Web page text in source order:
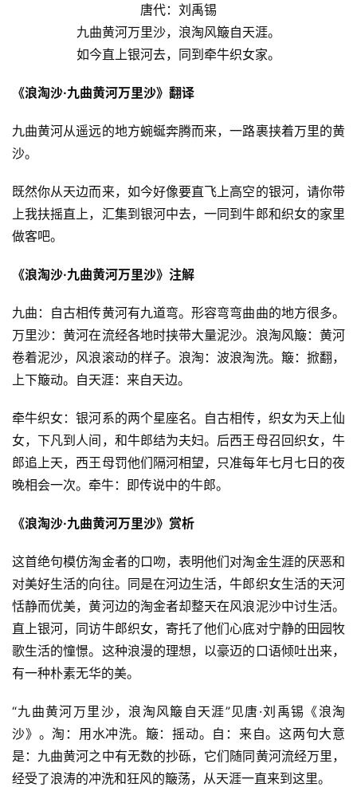
唐代：刘禹锡
九曲黄河万里沙，浪淘风簸自天涯。
如今直上银河去，同到牵牛织女家。
《浪淘沙·九曲黄河万里沙》翻译
九曲黄河从遥远的地方蜿蜒奔腾而来，一路裹挟着万里的黄
沙。
既然你从天边而来，如今好像要直飞上高空的银河，请你带
上我扶摇直上，汇集到银河中去，一同到牛郎和织女的家里
做客吧。
《浪淘沙·九曲黄河万里沙》注解
九曲：自古相传黄河有九道弯。形容弯弯曲曲的地方很多。
万里沙：黄河在流经各地时挟带大量泥沙。浪淘风簸：黄河
卷着泥沙，风浪滚动的样子。浪淘：波浪淘洗。簸：掀翻，
上下簸动。自天涯：来自天边。
牵牛织女：银河系的两个星座名。自古相传，织女为天上仙
女，下凡到人间，和牛郎结为夫妇。后西王母召回织女，牛
郎追上天，西王母罚他们隔河相望，只准每年七月七日的夜
晚相会一次。牵牛：即传说中的牛郎。
《浪淘沙·九曲黄河万里沙》赏析
这首绝句模仿淘金者的口吻，表明他们对淘金生涯的厌恶和
对美好生活的向往。同是在河边生活，牛郎织女生活的天河
恬静而优美，黄河边的淘金者却整天在风浪泥沙中讨生活。
直上银河，同访牛郎织女，寄托了他们心底对宁静的田园牧
歌生活的憧憬。这种浪漫的理想，以豪迈的口语倾吐出来，
有一种朴素无华的美。
“九曲黄河万里沙，浪淘风簸自天涯”见唐·刘禹锡《浪淘
沙》。淘：用水冲洗。簸：摇动。自：来自。这两句大意
是：九曲黄河之中有无数的抄砾，它们随同黄河流经万里，
经受了浪涛的冲洗和狂风的簸荡，从天涯一直来到这里。